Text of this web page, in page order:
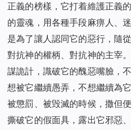
正義的榜樣，它打着維護正義
的靈魂，用各種手段麻痹人、
是為了讓人認同它的惡行，隨
對抗神的權柄、對抗神的主宰
謀詭計，識破它的醜惡嘴臉，
想被它繼續愚弄，不想繼續為
被懲罰、被毁滅的時候，撒但
撕破它的假面具，露出它邪惡